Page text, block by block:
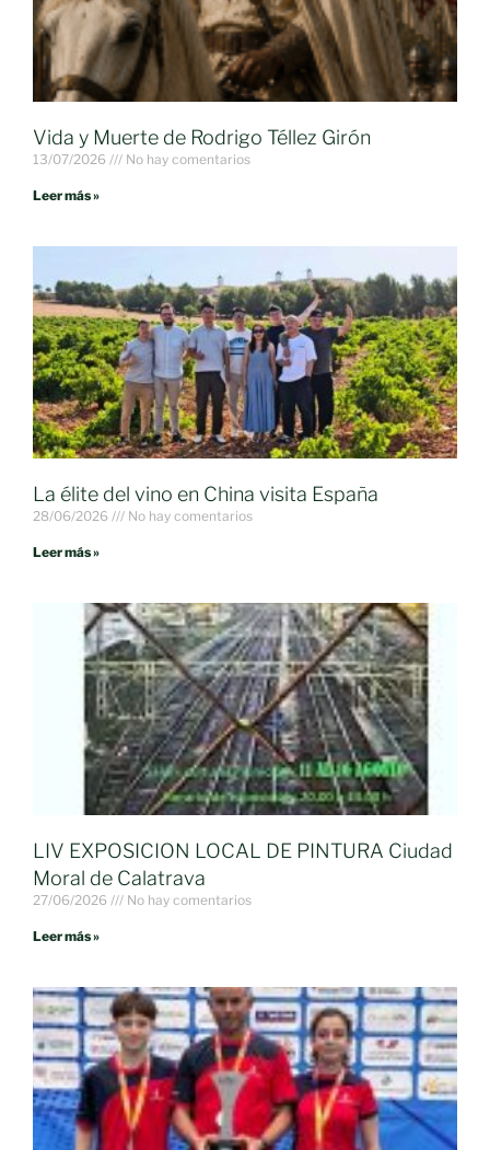
Vida y Muerte de Rodrigo Téllez Girón
13/07/2026 No hay comentarios
Leer más »
La élite del vino en China visita España
28/06/2026 No hay comentarios
Leer más »
LIV EXPOSICION LOCAL DE PINTURA Ciudad
Moral de Calatrava
27/06/2026 No hay comentarios
Leer más »